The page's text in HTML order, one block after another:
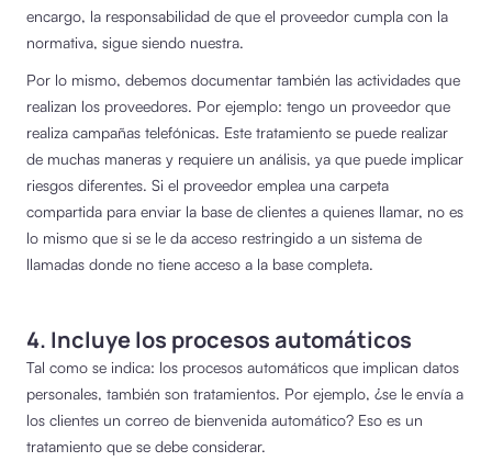
encargo, la responsabilidad de que el proveedor cumpla con la
normativa, sigue siendo nuestra.
Por lo mismo, debemos documentar también las actividades que
realizan los proveedores. Por ejemplo: tengo un proveedor que
realiza campañas telefónicas. Este tratamiento se puede realizar
de muchas maneras y requiere un análisis, ya que puede implicar
riesgos diferentes. Si el proveedor emplea una carpeta
compartida para enviar la base de clientes a quienes llamar, no es
lo mismo que si se le da acceso restringido a un sistema de
llamadas donde no tiene acceso a la base completa.
4. Incluye los procesos automáticos
Tal como se indica: los procesos automáticos que implican datos
personales, también son tratamientos. Por ejemplo, ¿se le envía a
los clientes un correo de bienvenida automático? Eso es un
tratamiento que se debe considerar.